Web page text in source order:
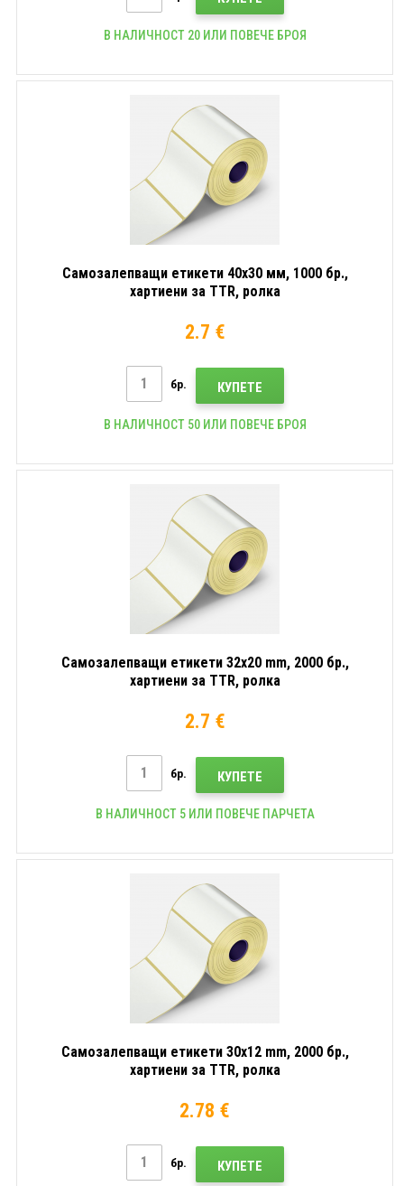
В НАЛИЧНОСТ 20 ИЛИ ПОВЕЧЕ БРОЯ
Самозалепващи етикети 40x30 мм, 1000 бр.,
хартиени за TTR, ролка
2.7 €
бр. КУПЕТЕ
В НАЛИЧНОСТ 50 ИЛИ ПОВЕЧЕ БРОЯ
Самозалепващи етикети 32x20 mm, 2000 бр.,
хартиени за TTR, ролка
2.7 €
бр. КУПЕТЕ
В НАЛИЧНОСТ 5 ИЛИ ПОВЕЧЕ ПАРЧЕТА
Самозалепващи етикети 30x12 mm, 2000 бр.,
хартиени за TTR, ролка
2.78 €
бр. КУПЕТЕ